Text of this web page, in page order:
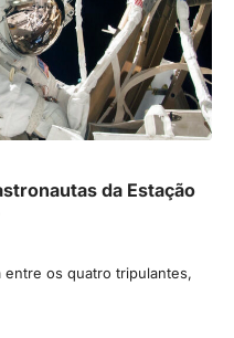
da Estação
entre os quatro tripulantes,